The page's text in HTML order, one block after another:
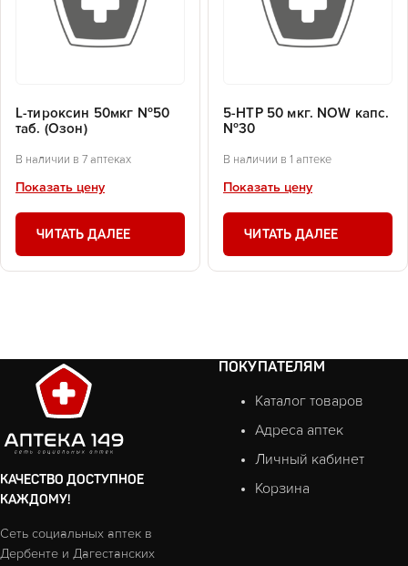
L-тироксин 50мкг №50
таб. (Озон)
В наличии в 7 аптеках
Показать цену
ЧИТАТЬ ДАЛЕЕ
5-HTP 50 мкг. NOW капс.
№30
В наличии в 1 аптеке
Показать цену
ЧИТАТЬ ДАЛЕЕ
КАЧЕСТВО ДОСТУПНОЕ
КАЖДОМУ!
Сеть социальных аптек в
Дербенте и Дагестанских
ПОКУПАТЕЛЯМ
Каталог товаров
Адреса аптек
Личный кабинет
Корзина